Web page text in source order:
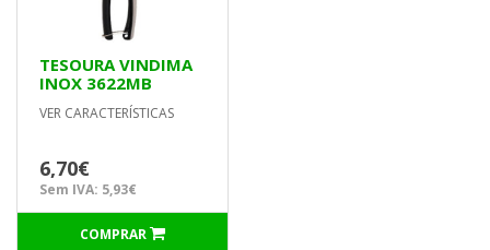
TESOURA VINDIMA
INOX 3622MB
VER CARACTERÍSTICAS
6,70€
Sem IVA: 5,93€
COMPRAR